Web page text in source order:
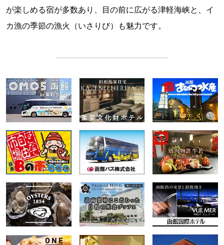
が楽しめる宿が多数あり、目の前に広がる津軽海峡と、イ
カ漁の季節の漁火（いさりび）も魅力です。